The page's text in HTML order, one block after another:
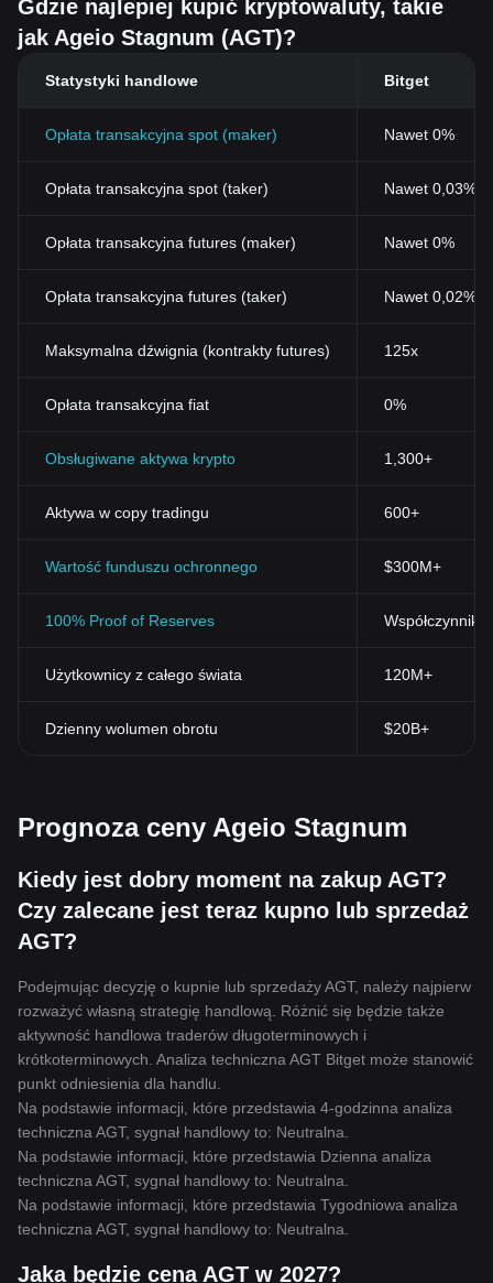
Gdzie najlepiej kupić kryptowaluty, takie
jak Ageio Stagnum (AGT)?
Statystyki handlowe Bitget
Opłata transakcyjna spot (maker) Nawet 0%
Opłata transakcyjna spot (taker) Nawet 0,03%
Opłata transakcyjna futures (maker) Nawet 0%
Opłata transakcyjna futures (taker) Nawet 0,02%
Maksymalna dźwignia (kontrakty futures) 125x
Opłata transakcyjna fiat 0%
Obsługiwane aktywa krypto 1,300+
Aktywa w copy tradingu 600+
Wartość funduszu ochronnego $300M+
100% Proof of Reserves Współczynnik
Użytkownicy z całego świata 120M+
Dzienny wolumen obrotu $20B+
Prognoza ceny Ageio Stagnum
Kiedy jest dobry moment na zakup AGT?
Czy zalecane jest teraz kupno lub sprzedaż
AGT?
Podejmując decyzję o kupnie lub sprzedaży AGT, należy najpierw
rozważyć własną strategię handlową. Różnić się będzie także
aktywność handlowa traderów długoterminowych i
krótkoterminowych. Analiza techniczna AGT Bitget może stanowić
punkt odniesienia dla handlu.
Na podstawie informacji, które przedstawia 4-godzinna analiza
techniczna AGT, sygnał handlowy to: Neutralna
Na podstawie informacji, które przedstawia Dzienna analiza
techniczna AGT, sygnał handlowy to: Neutralna
Na podstawie informacji, które przedstawia Tygodniowa analiza
techniczna AGT, sygnał handlowy to: Neutralna
Jaka będzie cena AGT w 2027?